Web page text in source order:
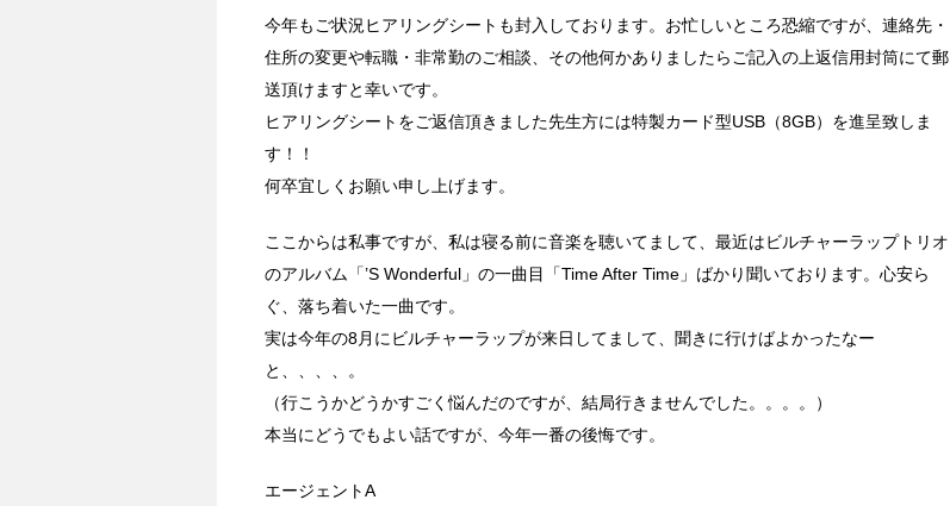
今年もご状況ヒアリングシートも封入しております。お忙しいところ恐縮ですが、連絡先・
住所の変更や転職・非常勤のご相談、その他何かありましたらご記入の上返信用封筒にて郵
送頂けますと幸いです。
ヒアリングシートをご返信頂きました先生方には特製カード型USB（8GB）を進呈致しま
す！！
何卒宜しくお願い申し上げます。
ここからは私事ですが、私は寝る前に音楽を聴いてまして、最近はビルチャーラップトリオ
のアルバム「’S Wonderful」の一曲目「Time After Time」ばかり聞いております。心安ら
ぐ、落ち着いた一曲です。
実は今年の8月にビルチャーラップが来日してまして、聞きに行けばよかったなー
と、、、、。
（行こうかどうかすごく悩んだのですが、結局行きませんでした。。。。）
本当にどうでもよい話ですが、今年一番の後悔です。
エージェントA